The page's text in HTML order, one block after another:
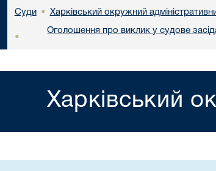
Суди • Харківський окружний
•
Оголошення про виклик у судове
Харківський